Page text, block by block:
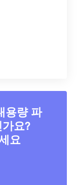
용량 파
요?
요